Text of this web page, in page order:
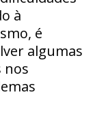
à
é
algumas
nos